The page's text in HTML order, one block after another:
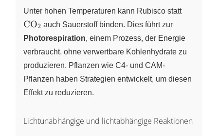
Unter hohen Temperaturen kann Rubisco statt
COX
2 auch Sauerstoff binden. Dies führt zur
Photorespiration, einem Prozess, der Energie
verbraucht, ohne verwertbare Kohlenhydrate zu
produzieren. Pflanzen wie C4- und CAM-
Pflanzen haben Strategien entwickelt, um diesen
Effekt zu reduzieren.
Lichtunabhängige und lichtabhängige Reaktionen